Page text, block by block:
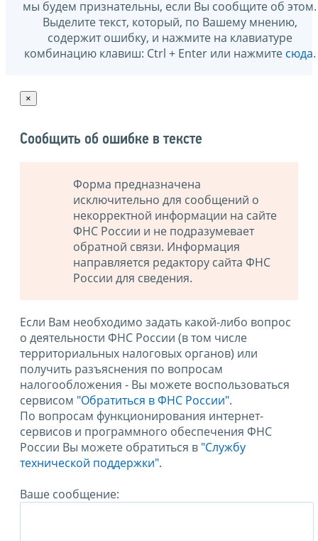
мы будем признательны, если Вы сообщите об этом.
Выделите текст, который, по Вашему мнению,
содержит ошибку, и нажмите на клавиатуре
комбинацию клавиш: Ctrl + Enter или нажмите сюда.
×
Сообщить об ошибке в тексте
Форма предназначена
исключительно для сообщений о
некорректной информации на сайте
ФНС России и не подразумевает
обратной связи. Информация
направляется редактору сайта ФНС
России для сведения.
Если Вам необходимо задать какой-либо вопрос
о деятельности ФНС России (в том числе
территориальных налоговых органов) или
получить разъяснения по вопросам
налогообложения - Вы можете воспользоваться
сервисом "Обратиться в ФНС России".
По вопросам функционирования интернет-
сервисов и программного обеспечения ФНС
России Вы можете обратиться в "Службу
технической поддержки".
Ваше сообщение: